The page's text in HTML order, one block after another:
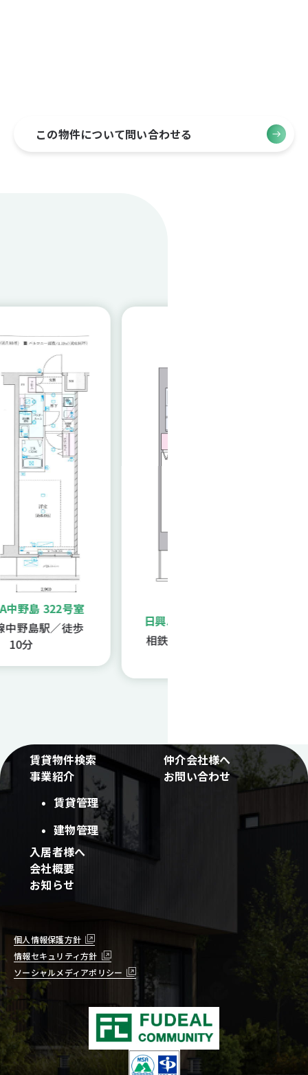
この物件について問い合わせる
322号室
駅／徒歩
日興パレス横浜西 804号室
相鉄本線西横浜駅／徒歩6
賃貸物件検索
事業紹介
賃貸管理
建物管理
入居者様へ
会社概要
お知らせ
仲介会社様へ
お問い合わせ
個人情報保護方針
ソーシャルメディアポリシー
情報セキュリティ方針